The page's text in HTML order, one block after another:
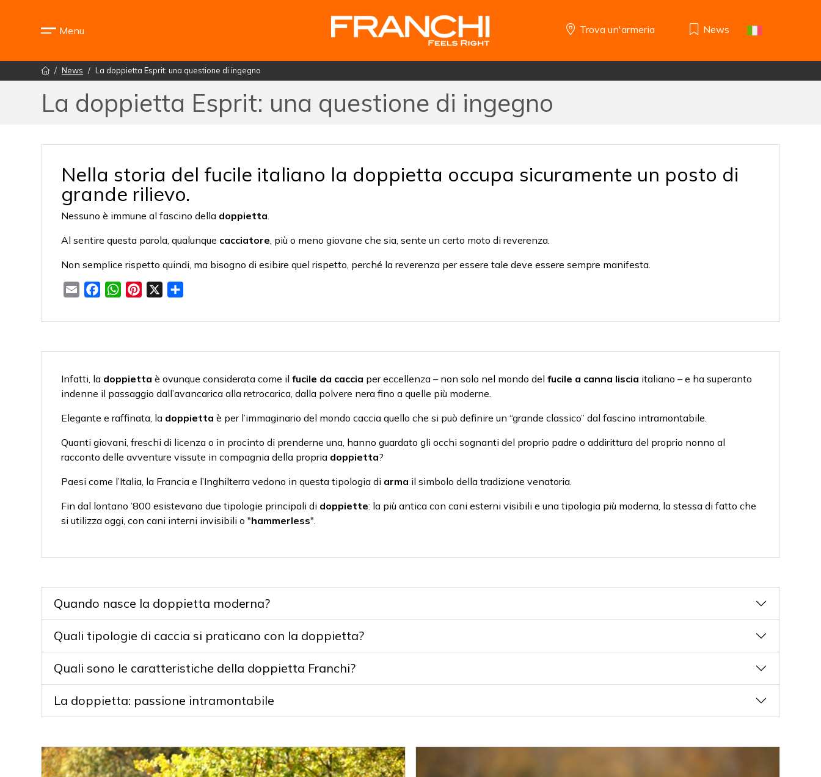
Menu Trova un'armeria News
News La doppietta Esprit: una questione di ingegno
La doppietta Esprit: una questione di ingegno
Nella storia del fucile italiano la doppietta occupa sicuramente un posto di
grande rilievo.
Nessuno è immune al fascino della doppietta
Al sentire questa parola, qualunque cacciatore , più o meno giovane che sia, sente un certo moto di reverenza.
Non semplice rispetto quindi, ma bisogno di esibire quel rispetto, perché la reverenza per essere tale deve essere sempre manifesta.
Email FacebookWhatsApp
Pinterest
Infatti, la doppietta è ovunque considerata come ilfucile da caccia per eccellenza – non solo nel mondo delfucile a canna liscia italiano – e ha superanto
indenne il passaggio dall’avancarica alla retrocarica, dalla polvere nera fino a quelle più moderne.
Elegante e raffinata, la doppietta è per l’immaginario del mondo caccia quello che si può definire un “grande classico” dal fascino intramontabile.
Quanti giovani, freschi di licenza o in procinto di prenderne una, hanno guardato gli occhi sognanti del proprio padre o addirittura del proprio nonno al
racconto delle avventure vissute in compagnia della propria doppietta?
Paesi come l’Italia, la Francia e l’Inghilterra vedono in questa tipologia di arma il simbolo della tradizione venatoria.
Fin dal lontano ’800 esistevano due tipologie principali di doppiette: la più antica con cani esterni visibili e una tipologia più moderna, la stessa di fatto che
si utilizza oggi, con cani interni invisibili o "hammerless".
Quando nasce la doppietta moderna?
Quali tipologie di caccia si praticano con la doppietta?
Quali sono le caratteristiche della doppietta Franchi?
La doppietta: passione intramontabile